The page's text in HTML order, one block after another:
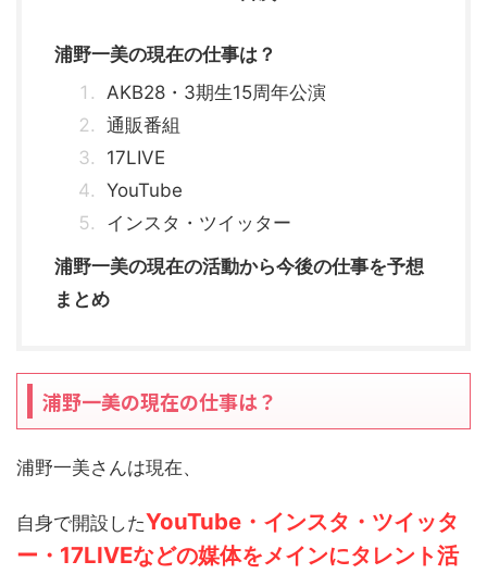
浦野一美の現在の仕事は？
AKB28・3期生15周年公演
通販番組
17LIVE
YouTube
インスタ・ツイッター
浦野一美の現在の活動から今後の仕事を予想
まとめ
浦野一美の現在の仕事は？
浦野一美さんは現在、
自身で開設したYouTube・インスタ・ツイッタ
ー・17LIVEなどの媒体をメインにタレント活